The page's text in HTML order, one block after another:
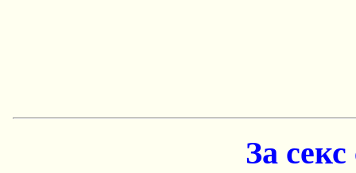
За